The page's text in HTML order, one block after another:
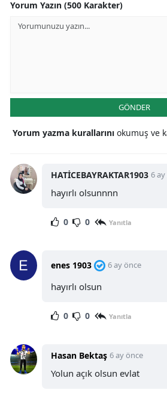
Yorum Yazın (500 Karakter)
GÖNDER
Yorum yazma kurallarını okumuş ve
HATİCEBAYRAKTAR1903 6
hayırlı olsunnnn
0 0 Yanıtla
enes 1903 6 ay önce
hayırlı olsun
0 0 Yanıtla
Hasan Bektaş 6 ay önce
Yolun açık olsun evlat